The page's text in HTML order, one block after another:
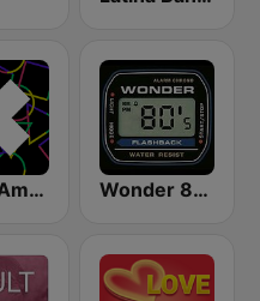
1.FM - Amsterdam Trance Wonder 80's